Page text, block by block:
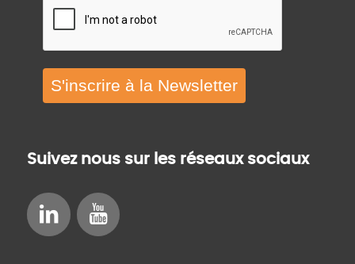
S'inscrire à la Newsletter
Suivez nous sur les réseaux sociaux